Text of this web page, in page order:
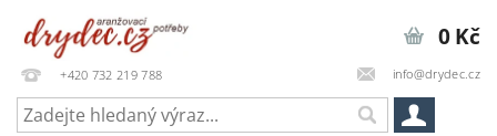
+420 732 219 788 info@drydec.cz
0 Kč